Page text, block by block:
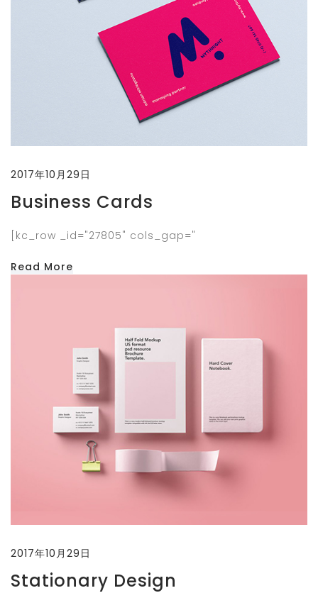
2017年10月29日
Business Cards
[kc_row _id="27805" cols_gap="
Read More
2017年10月29日
Stationary Design